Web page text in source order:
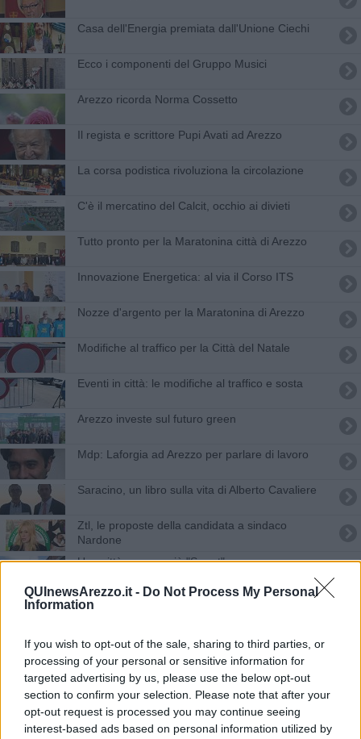
QUInewsArezzo.it - Do Not Process My Personal
Information
If you wish to opt-out of the sale, sharing to third parties, or
processing of your personal or sensitive information for
targeted advertising by us, please use the below opt-out
section to confirm your selection. Please note that after your
opt-out request is processed you may continue seeing
interest-based ads based on personal information utilized by
Casa dell'Energia premiata dall'Unione Ciechi
Ecco i componenti del Gruppo Musici
Arezzo ricorda Norma Cossetto
Il regista e scrittore Pupi Avati ad Arezzo
La corsa podistica rivoluziona la circolazione
C'è il mercatino del Calcit, occhio ai divieti
Tutto pronto per la Maratonina città di Arezzo
​Innovazione Energetica: al via il Corso ITS
Nozze d'argento per la Maratonina di Arezzo
Modifiche al traffico per la Città del Natale
Eventi in città: le modifiche al traffico e sosta
​Arezzo investe sul futuro green
Mdp: Laforgia ad Arezzo per parlare di lavoro
Saracino, un libro sulla vita di Alberto Cavaliere
Ztl, le proposte della candidata a sindaco
Nardone
Una città sempre più "Smart"
Raccolta dei rifiuti, cosa cambia
Palestre chiuse, il Comune le fa più belle
Tutto pronto per EcoLogica Festival